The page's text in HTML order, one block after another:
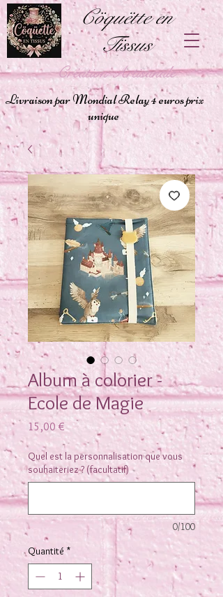
Cöquëtte en
Tïssus
Création Artisanale
Livraison par Mondial Relay 4 euros prix
unique
Album à colorier -
Ecole de Magie
15,00 € Prix
Quel est la personnalisation que vous
souhaiteriez ? (facultatif)
0/100
Quantité *